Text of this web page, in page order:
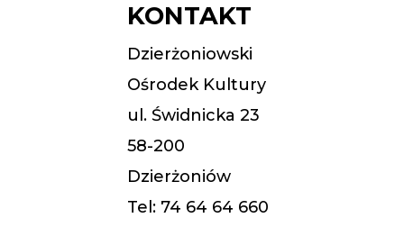
KONTAKT
Dzierżoniowski
Ośrodek Kultury
ul. Świdnicka 23
58-200
Dzierżoniów
Tel: 74 64 64 660